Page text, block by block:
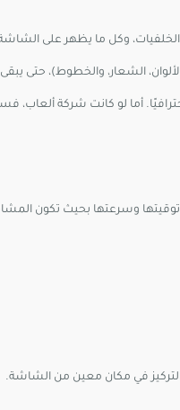
وكل ما يظهر على
الشعار، والخطوط)، حتى
أما لو كانت شركة ألعاب،
وسرعتها بحيث تكون
في مكان معين من الشاشة.